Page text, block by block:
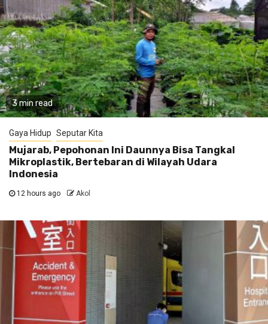
3 min read
Gaya Hidup Seputar Kita
Mujarab, Pepohonan Ini Daunnya Bisa Tangkal
Mikroplastik, Bertebaran di Wilayah Udara
Indonesia
12 hours ago Akol